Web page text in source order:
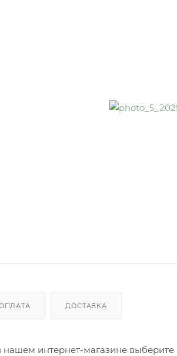
ДОСТАВКА
нашем интернет-магазине